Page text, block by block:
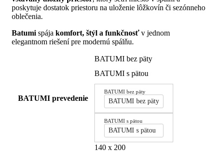
poskytuje dostatok priestoru na uloženie lôžkovín či sezónneho
oblečenia.
Batumi spája komfort, štýl a funkčnosťv jednom
elegantnom riešení pre modernú spálňu.
BATUMI prevedenie
BATUMI bez päty
BATUMI s pätou
BATUMI bez päty
BATUMI bez päty
BATUMI s pätou
BATUMI s pätou
140 x 200